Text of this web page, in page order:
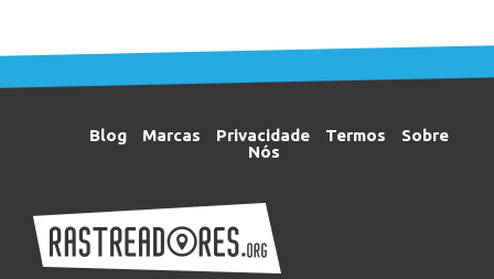
Blog Marcas Privacidade Termos
Sobre
Nós